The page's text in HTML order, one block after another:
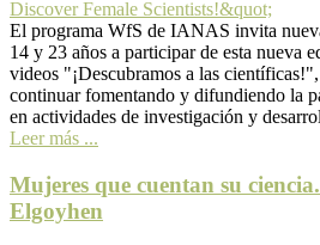
El programa WfS de IANAS invita
14 y 23 años a participar de esta nueva
videos "¡Descubramos a las
continuar fomentando y difundiendo la
en actividades de investigación y
Leer más ...
Mujeres que cuentan su
Elgoyhen